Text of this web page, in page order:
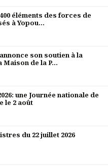
éléments des forces de
à Yopou...
son soutien à la
de la P...
une Journée nationale de
le 2 août
du 22 juillet 2026